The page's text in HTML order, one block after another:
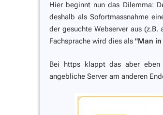
Hier beginnt nun das Dilemma:
deshalb als Sofortmassnahme
der gesuchte Webserver aus
Fachsprache wird dies als "Man in
Bei https klappt das aber eben
angebliche Server am anderen